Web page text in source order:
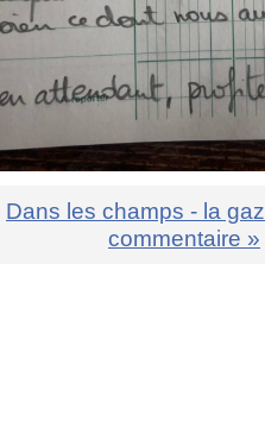
Dans les champs - la
commentaire »